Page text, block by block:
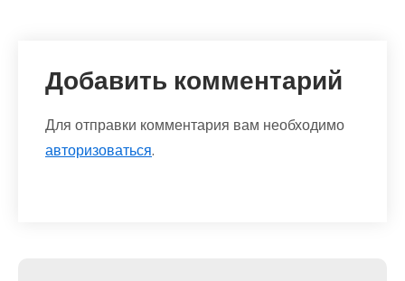
Добавить комментарий
Для отправки комментария вам необходимо
авторизоваться.